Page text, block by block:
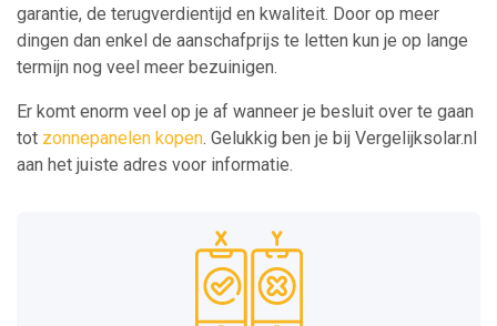
garantie, de terugverdientijd en kwaliteit. Door op meer
dingen dan enkel de aanschafprijs te letten kun je op lange
termijn nog veel meer bezuinigen.
Er komt enorm veel op je af wanneer je besluit over te gaan
tot zonnepanelen kopen. Gelukkig ben je bij Vergelijksolar.nl
aan het juiste adres voor informatie.